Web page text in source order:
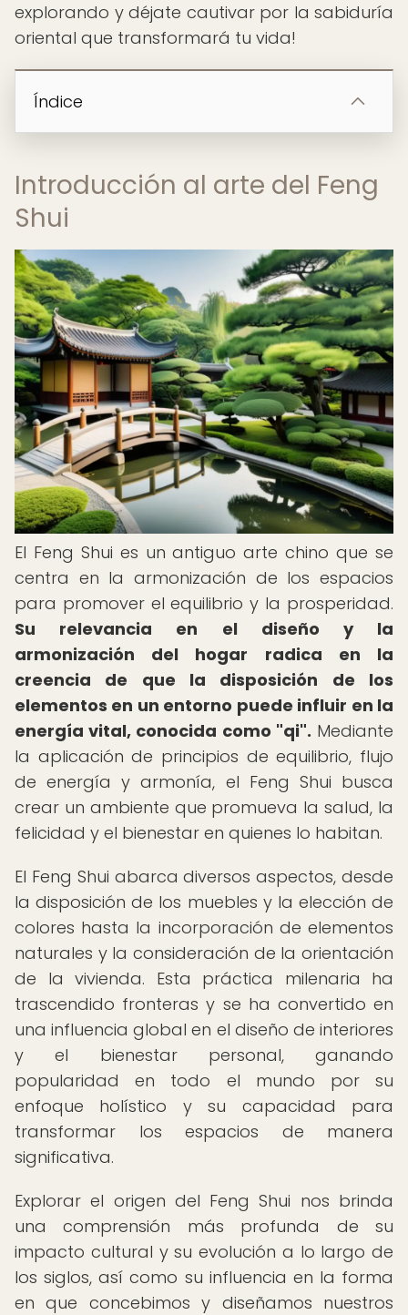
explorando y déjate cautivar por la sabiduría
oriental que transformará tu vida!
Índice
Introducción al arte del Feng
Shui
El Feng Shui es un antiguo arte chino que se
centra en la armonización de los espacios
para promover el equilibrio y la prosperidad.
Su relevancia en el diseño y la
armonización del hogar radica en la
creencia de que la disposición de los
elementos en un entorno puede influir en la
energía vital, conocida como "qi". Mediante
la aplicación de principios de equilibrio, flujo
de energía y armonía, el Feng Shui busca
crear un ambiente que promueva la salud, la
felicidad y el bienestar en quienes lo habitan.
El Feng Shui abarca diversos aspectos, desde
la disposición de los muebles y la elección de
colores hasta la incorporación de elementos
naturales y la consideración de la orientación
de la vivienda. Esta práctica milenaria ha
trascendido fronteras y se ha convertido en
una influencia global en el diseño de interiores
y el bienestar personal, ganando
popularidad en todo el mundo por su
enfoque holístico y su capacidad para
transformar los espacios de manera
significativa.
Explorar el origen del Feng Shui nos brinda
una comprensión más profunda de su
impacto cultural y su evolución a lo largo de
los siglos, así como su influencia en la forma
en que concebimos y diseñamos nuestros